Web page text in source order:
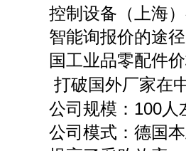
控制设备（上海
智能询报价的途
国工业品零配件
打破国外厂家在
公司规模： 100人
公司模式：德国